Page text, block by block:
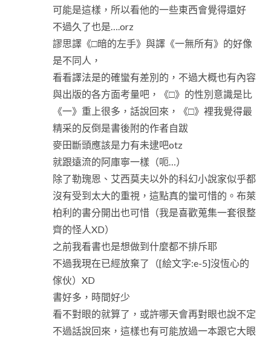
可能是這樣，所以看他的一些東西會覺得還好
不過久了也是….orz
謬思譯《□暗的左手》與譯《一無所有》的好像
是不同人，
看看譯法是的確蠻有差別的，不過大概也有內容
與出版的各方面考量吧，《□》的性別意識是比
《一》重上很多，話說回來，《□》裡我覺得最
精采的反倒是書後附的作者自跋
麥田斷頭應該是力有未逮吧otz
就跟遠流的阿庫寧一樣（呃…）
除了勒瑰恩、艾西莫夫以外的科幻小說家似乎都
沒有受到太大的重視，這點真的蠻可惜的。布萊
柏利的書分開出也可惜（我是喜歡蒐集一套很整
齊的怪人XD）
之前我看書也是想做到什麼都不排斥耶
不過我現在已經放棄了（[絵文字:e-5]沒恆心的
傢伙）XD
書好多，時間好少
看不對眼的就算了，或許哪天會再對眼也說不定
不過話說回來，這樣也有可能放過一本跟它大眼